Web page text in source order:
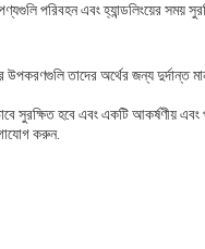
পরিবহন এবং হ্যান্ডলিংয়ের সময়
তাদের অর্থের জন্য দুর্দান্ত
সুরক্ষিত হবে এবং একটি আকর্ষণীয় এবং
করুন.